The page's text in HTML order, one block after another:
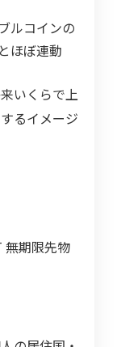
ルコインの
ほぼ連動
いくらで上
るイメージ
無期限先物